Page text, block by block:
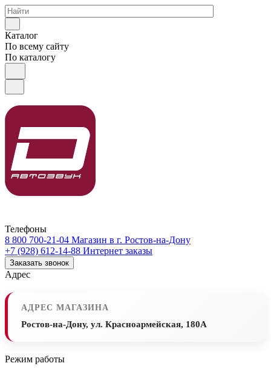
Каталог
По всему сайту
По каталогу
Телефоны
8 800 700-21-04 Магазин в г. Ростов-на-Дону
+7 (928) 612-14-88 Интернет заказы
Заказать звонок
Адрес
АДРЕС МАГАЗИНА
Ростов-на-Дону, ул. Красноармейская, 180А
Режим работы